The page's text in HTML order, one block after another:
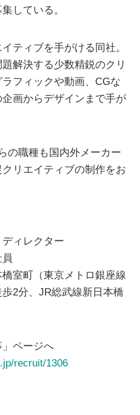
している。
ティブを手がける同社。
解決する少数精鋭のクリ
フィックや動画、CGな
画からデザインまで手が
の職種も国内外メーカー
リエイティブの制作をお
ィレクター
室町（東京メトロ銀座線
2分、JR総武線新日本橋
ページへ
recruit/1306